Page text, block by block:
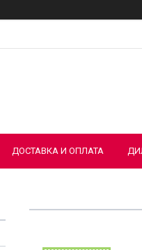
ДОСТАВКА И ОПЛАТА